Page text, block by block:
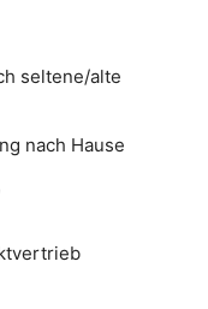
seltene/alte
nach Hause